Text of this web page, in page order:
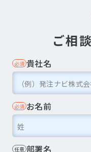
ご相
必須 貴社名
必須 お名前
任意 部署名